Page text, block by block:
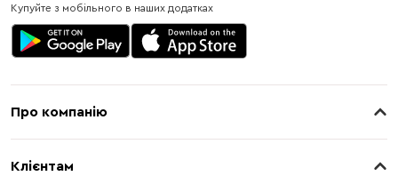
Купуйте з мобільного в наших додатках
Про компанію
Клієнтам